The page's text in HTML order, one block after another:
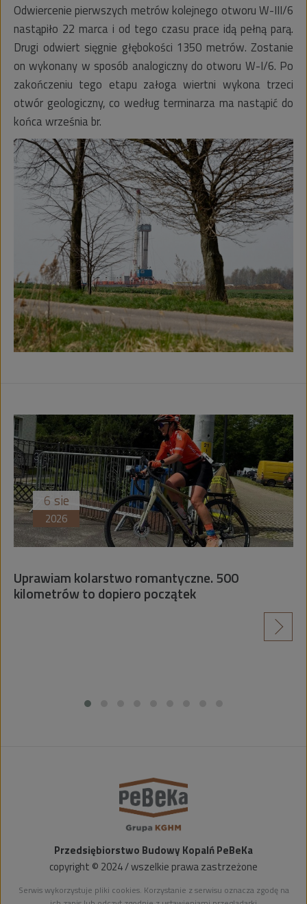
Odwiercenie pierwszych metrów kolejnego otworu W-III/6
nastąpiło 22 marca i od tego czasu prace idą pełną parą.
Drugi odwiert sięgnie głębokości 1350 metrów. Zostanie
on wykonany w sposób analogiczny do otworu W-I/6. Po
zakończeniu tego etapu załoga wiertni wykona trzeci
otwór geologiczny, co według terminarza ma nastąpić do
końca września br.
2sie
2026
Dzień Kolorowanek w górniczym
Przygotowaliśmy coś specjalnego dla
Przedsiębiorstwo Budowy Kopalń PeBeKa
copyright © 2024 / wszelkie prawa zastrzeżone
Serwis wykorzystuje pliki cookies. Korzystanie z serwisu oznacza zgodę na